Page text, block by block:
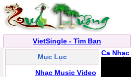
VietSingle - Tìm Bạn
Mục Lục
Nhạc Music Video
Ca Nhạc